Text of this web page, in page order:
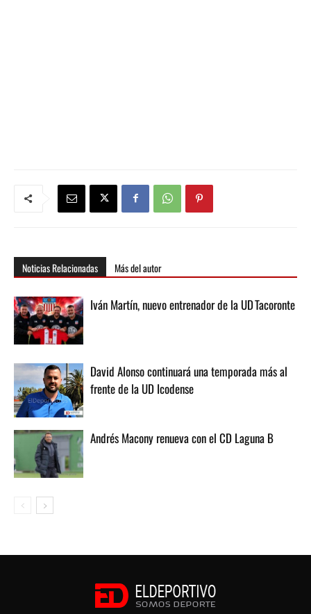
Noticias Relacionadas Más del autor
Iván Martín, nuevo entrenador de la UD Tacoronte
David Alonso continuará una temporada más al
frente de la UD Icodense
Andrés Macony renueva con el CD Laguna B